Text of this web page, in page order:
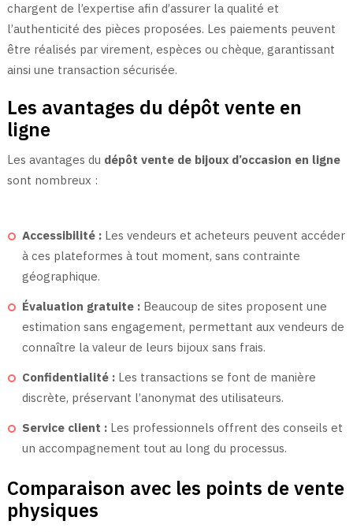
chargent de l’expertise afin d’assurer la qualité et
l’authenticité des pièces proposées. Les paiements peuvent
être réalisés par virement, espèces ou chèque, garantissant
ainsi une transaction sécurisée.
Les avantages du dépôt vente en
ligne
Les avantages du dépôt vente de bijoux d’occasion en ligne
sont nombreux :
Accessibilité : Les vendeurs et acheteurs peuvent accéder
à ces plateformes à tout moment, sans contrainte
géographique.
Évaluation gratuite : Beaucoup de sites proposent une
estimation sans engagement, permettant aux vendeurs de
connaître la valeur de leurs bijoux sans frais.
Confidentialité : Les transactions se font de manière
discrète, préservant l’anonymat des utilisateurs.
Service client : Les professionnels offrent des conseils et
un accompagnement tout au long du processus.
Comparaison avec les points de vente
physiques